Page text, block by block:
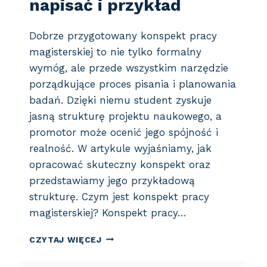
I
Z
A
R
B
I
A
?
napisać i przykład
Dobrze przygotowany konspekt pracy
magisterskiej to nie tylko formalny
wymóg, ale przede wszystkim narzędzie
porządkujące proces pisania i planowania
badań. Dzięki niemu student zyskuje
jasną strukturę projektu naukowego, a
promotor może ocenić jego spójność i
realność. W artykule wyjaśniamy, jak
opracować skuteczny konspekt oraz
przedstawiamy jego przykładową
strukturę. Czym jest konspekt pracy
magisterskiej? Konspekt pracy…
CZYTAJ WIĘCEJK